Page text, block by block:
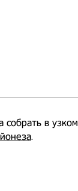
собрать в узком
.